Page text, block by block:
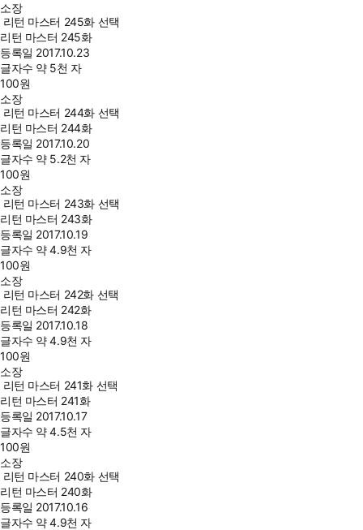
소장
리턴 마스터 245화 선택
리턴 마스터 245화
등록일 2017.10.23
글자수 약 5천 자
100원
소장
리턴 마스터 244화 선택
리턴 마스터 244화
등록일 2017.10.20
글자수 약 5.2천 자
100원
소장
리턴 마스터 243화 선택
리턴 마스터 243화
등록일 2017.10.19
글자수 약 4.9천 자
100원
소장
리턴 마스터 242화 선택
리턴 마스터 242화
등록일 2017.10.18
글자수 약 4.9천 자
100원
소장
리턴 마스터 241화 선택
리턴 마스터 241화
등록일 2017.10.17
글자수 약 4.5천 자
100원
소장
리턴 마스터 240화 선택
리턴 마스터 240화
등록일 2017.10.16
글자수 약 4.9천 자